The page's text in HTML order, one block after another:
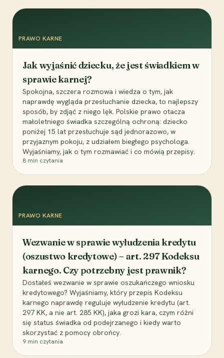
PRAWO KARNE
Jak wyjaśnić dziecku, że jest świadkiem w
sprawie karnej?
Spokojna, szczera rozmowa i wiedza o tym, jak
naprawdę wygląda przesłuchanie dziecka, to najlepszy
sposób, by zdjąć z niego lęk. Polskie prawo otacza
małoletniego świadka szczególną ochroną: dziecko
poniżej 15 lat przesłuchuje sąd jednorazowo, w
przyjaznym pokoju, z udziałem biegłego psychologa.
Wyjaśniamy, jak o tym rozmawiać i co mówią przepisy.
8 min czytania
PRAWO KARNE
Wezwanie w sprawie wyłudzenia kredytu
(oszustwo kredytowe) – art. 297 Kodeksu
karnego. Czy potrzebny jest prawnik?
Dostałeś wezwanie w sprawie oszukańczego wniosku
kredytowego? Wyjaśniamy, który przepis Kodeksu
karnego naprawdę reguluje wyłudzenie kredytu (art.
297 KK, a nie art. 285 KK), jaka grozi kara, czym różni
się status świadka od podejrzanego i kiedy warto
skorzystać z pomocy obrońcy.
9 min czytania